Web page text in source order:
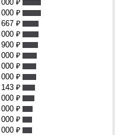
₽
₽
₽
₽
₽
₽
₽
₽
₽
₽
₽
₽
₽